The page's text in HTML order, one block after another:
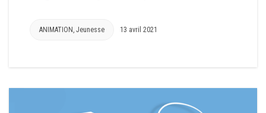
ANIMATION , Jeunesse 13 avril 2021